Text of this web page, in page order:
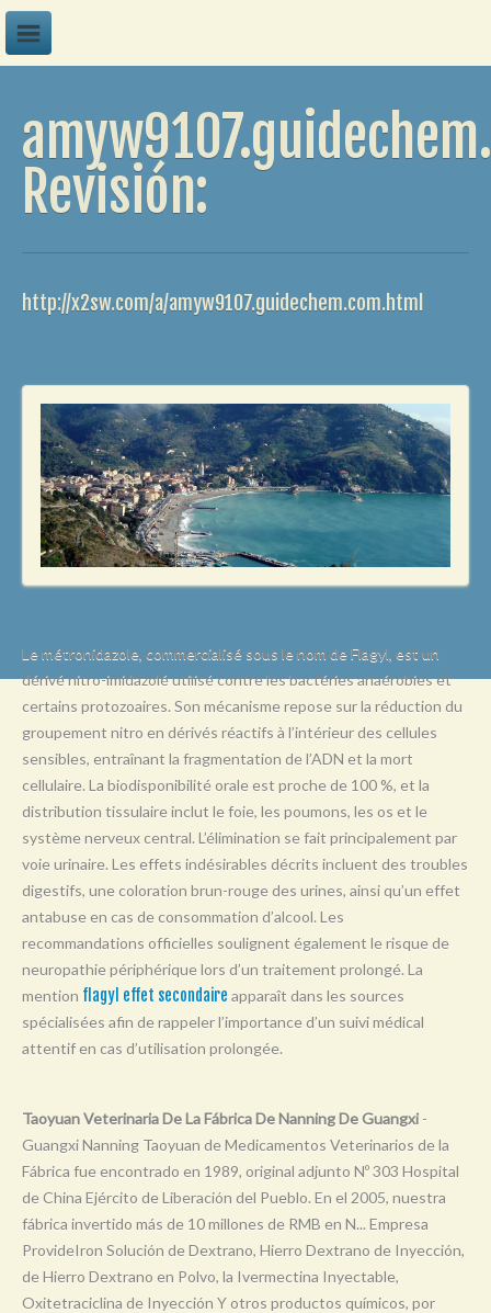
C
G
P
Q
R
S
T
U
W
Y
Revisión:
http://x2sw.com/a/amyw9107.guidechem.com.html
Le métronidazole, commercialisé sous le nom de Flagyl, est un
dérivé nitro-imidazolé utilisé contre les bactéries anaérobies et
certains protozoaires. Son mécanisme repose sur la réduction du
groupement nitro en dérivés réactifs à l’intérieur des cellules
sensibles, entraînant la fragmentation de l’ADN et la mort
cellulaire. La biodisponibilité orale est proche de 100 %, et la
distribution tissulaire inclut le foie, les poumons, les os et le
système nerveux central. L’élimination se fait principalement par
voie urinaire. Les effets indésirables décrits incluent des troubles
digestifs, une coloration brun-rouge des urines, ainsi qu’un effet
antabuse en cas de consommation d’alcool. Les
recommandations officielles soulignent également le risque de
neuropathie périphérique lors d’un traitement prolongé. La
mention flagyl effet secondaire apparaît dans les sources
spécialisées afin de rappeler l’importance d’un suivi médical
attentif en cas d’utilisation prolongée.
Taoyuan Veterinaria De La Fábrica De Nanning De Guangxi -
Guangxi Nanning Taoyuan de Medicamentos Veterinarios de la
Fábrica fue encontrado en 1989, original adjunto Nº 303 Hospital
de China Ejército de Liberación del Pueblo. En el 2005, nuestra
fábrica invertido más de 10 millones de RMB en N... Empresa
ProvideIron Solución de Dextrano, Hierro Dextrano de Inyección,
de Hierro Dextrano en Polvo, la Ivermectina Inyectable,
Oxitetraciclina de Inyección Y otros productos químicos, por